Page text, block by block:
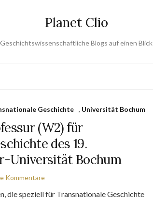
Planet Clio
Geschichtswissenschaftliche Blogs auf einen Blick
Geschichte , Universität Bochum
(W2) für
des 19.
Universität Bochum
Kommentare
die speziell für Transnationale Geschichte